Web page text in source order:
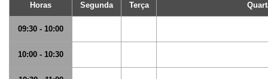
Horas Segunda Terça
09:30 - 10:00
10:00 - 10:30